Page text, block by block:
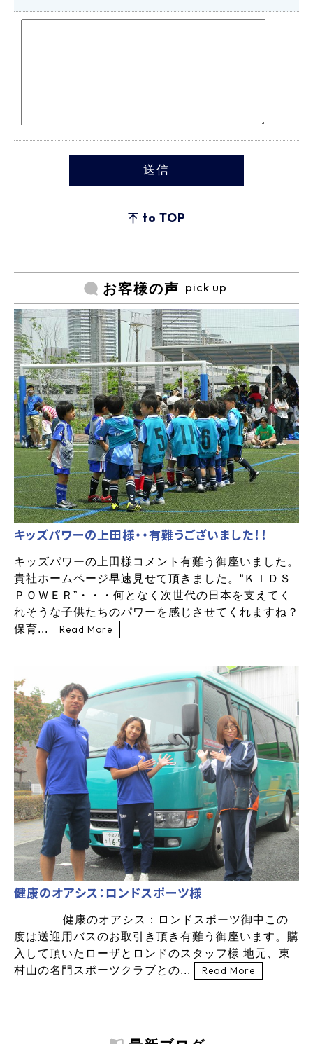
to TOP
お客様の声 pick up
キッズパワーの上田様・・有難うございました！！
キッズパワーの上田様コメント有難う御座いました。
貴社ホームページ早速見せて頂きました。“ＫＩＤＳ
ＰＯＷＥＲ”・・・何となく次世代の日本を支えてく
れそうな子供たちのパワーを感じさせてくれますね？
保育...
Read More
健康のオアシス：ロンドスポーツ様
健康のオアシス：ロンドスポーツ御中この
度は送迎用バスのお取引き頂き有難う御座います。購
入して頂いたローザとロンドのスタッフ様 地元、東
村山の名門スポーツクラブとの...
Read More